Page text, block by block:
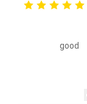
good